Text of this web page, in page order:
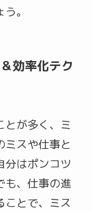
。
効率化テク
とが多く、ミ
ミスや仕事と
分はポンコツ
も、仕事の進
ことで、ミス